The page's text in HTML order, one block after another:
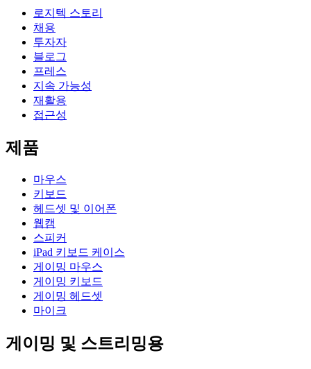
로지텍 스토리
채용
투자자
블로그
프레스
지속 가능성
재활용
접근성
제품
마우스
키보드
헤드셋 및 이어폰
웹캠
스피커
iPad 키보드 케이스
게이밍 마우스
게이밍 키보드
게이밍 헤드셋
마이크
게이밍 및 스트리밍용